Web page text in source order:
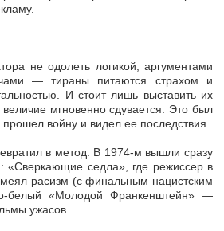
не одолеть логикой, аргументами
— тираны питаются страхом и
И стоит лишь выставить их
мгновенно сдувается. Это был
войну и видел ее последствия.
в метод. В 1974-м вышли сразу
«Сверкающие седла», где режиссер в
расизм (с финальным нацистским
белый «Молодой Франкенштейн» —
ужасов.